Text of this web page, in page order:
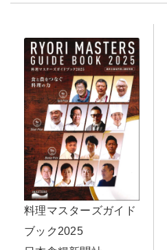
料理マスターズガイド
ブック2025